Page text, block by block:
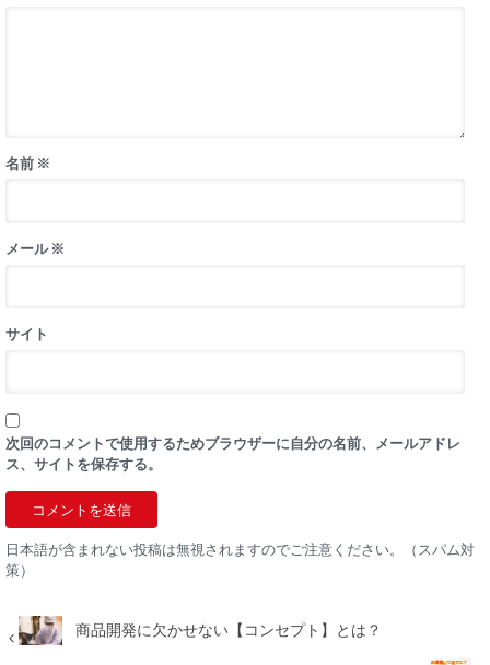
名前 ※
メール※
サイト
次回のコメントで使用するためブラウザーに自分の名前、メールアドレ
ス、サイトを保存する。
日本語が含まれない投稿は無視されますのでご注意ください。（スパム対
策）
商品開発に欠かせない【コンセプト】とは？